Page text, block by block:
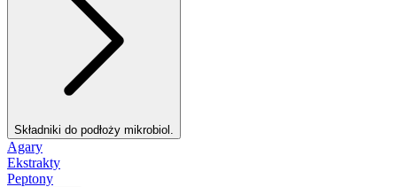
Składniki do podłoży mikrobiol.
Agary
Ekstrakty
Peptony